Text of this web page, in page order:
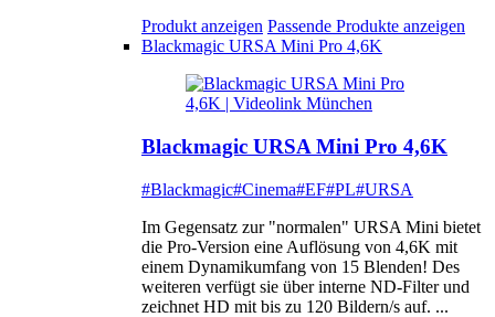
Produkt anzeigen Passende Produkte anzeigen
Blackmagic URSA Mini Pro 4,6K
Blackmagic URSA Mini Pro 4,6K
#Blackmagic#Cinema#EF#PL#URSA
Im Gegensatz zur "normalen" URSA Mini bietet
die Pro-Version eine Auflösung von 4,6K mit
einem Dynamikumfang von 15 Blenden! Des
weiteren verfügt sie über interne ND-Filter und
zeichnet HD mit bis zu 120 Bildern/s auf. ...